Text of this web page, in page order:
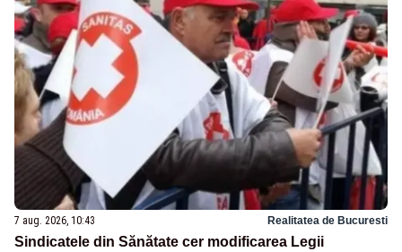
7 aug. 2026, 10:43 Realitatea de Bucuresti
Sindicatele din Sănătate cer modificarea Legii